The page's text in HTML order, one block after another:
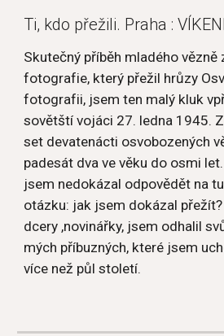
Ti, kdo přežili. Praha :
Skutečný příběh mladého vězně
fotografie, který přežil hrůzy
fotografii, jsem ten malý kluk
sovětští vojáci 27. ledna 1945.
set devatenácti osvobozených
padesát dva ve věku do osmi
jsem nedokázal odpovědět na
otázku: jak jsem dokázal
dcery ,novinářky, jsem odhalil
mých příbuzných, které jsem
více než půl století.